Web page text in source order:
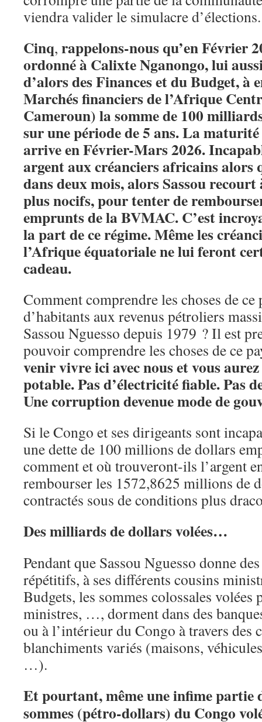
viendra valider le simulacre
Cinq, rappelons-nous qu’en Février
ordonné à Calixte Nganongo, lui
d’alors des Finances et du Budget, à
Marchés financiers de l’Afrique
Cameroun) la somme de 100
sur une période de 5 ans. La
arrive en Février-Mars 2026.
argent aux créanciers africains alors
dans deux mois, alors Sassou
plus nocifs, pour tenter de
emprunts de la BVMAC. C’est
la part de ce régime. Même les
l’Afrique équatoriale ne lui feront
cadeau.
Comment comprendre les choses de
d’habitants aux revenus pétroliers
Sassou Nguesso depuis 1979 ? Il est
pouvoir comprendre les choses de ce
venir vivre ici avec nous et vous
potable. Pas d’électricité fiable. Pas
Une corruption devenue mode de
Si le Congo et ses dirigeants sont
une dette de 100 millions de dollars
comment et où trouveront-ils l’argent
rembourser les 1572,8625 millions de
contractés sous de conditions plus
Des milliards de dollars volées…
Pendant que Sassou Nguesso donne
répétitifs, à ses différents cousins
Budgets, les sommes colossales volées
ministres, …, dorment dans des
ou à l’intérieur du Congo à travers des
blanchiments variés (maisons,
…).
Et pourtant, même une infime partie
sommes (pétro-dollars) du Congo